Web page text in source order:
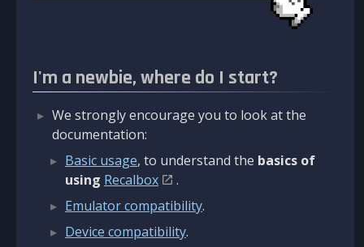
I'm a newbie, where do I start?
We strongly encourage you to look at the
documentation:
Basic usage, to understand the basics of
using Recalbox
.
Emulator compatibility.
Device compatibility.